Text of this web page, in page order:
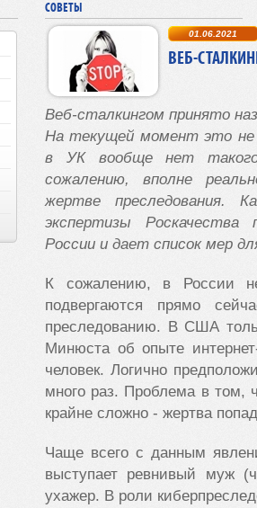
СОВЕТЫ
01.06.2021
ВЕБ-
Веб-сталкингом принято
На текущей моментэто
в УК вообще нет
сожалению, вполне
жертве преследования.
экспертизы Роскачества
России и дает список мер
К сожалению, в России
подвергаются прямо
преследованию. В США
Минюста об опыте
человек. Логично
много раз. Проблема в том,
крайне сложно - жертва
Чаще всего с данным
выступает ревнивый муж
ухажер. В роли